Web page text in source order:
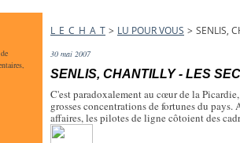
L_E_C_H_A_T > LU POUR VOUS > SENLIS,
30 mai 2007
SENLIS, CHANTILLY - LES
C'est paradoxalement au cœur de la
grosses concentrations de fortunes du
affaires, les pilotes de ligne côtoient des